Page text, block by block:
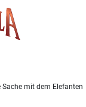
Sache mit dem Elefanten